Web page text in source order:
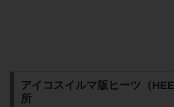
アイコスイルマ版ヒーツ（
所